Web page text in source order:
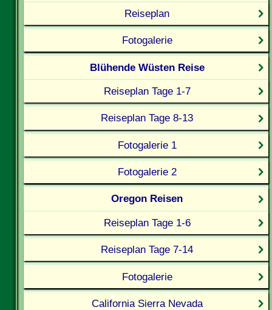
Reiseplan
Fotogalerie
Blühende Wüsten Reise
Reiseplan Tage 1-7
Reiseplan Tage 8-13
Fotogalerie 1
Fotogalerie 2
Oregon Reisen
Reiseplan Tage 1-6
Reiseplan Tage 7-14
Fotogalerie
California Sierra Nevada